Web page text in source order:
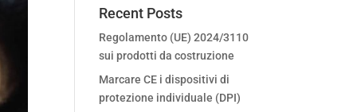
Recent Posts
Regolamento (UE) 2024/3110
sui prodotti da costruzione
Marcare CE i dispositivi di
protezione individuale (DPI)